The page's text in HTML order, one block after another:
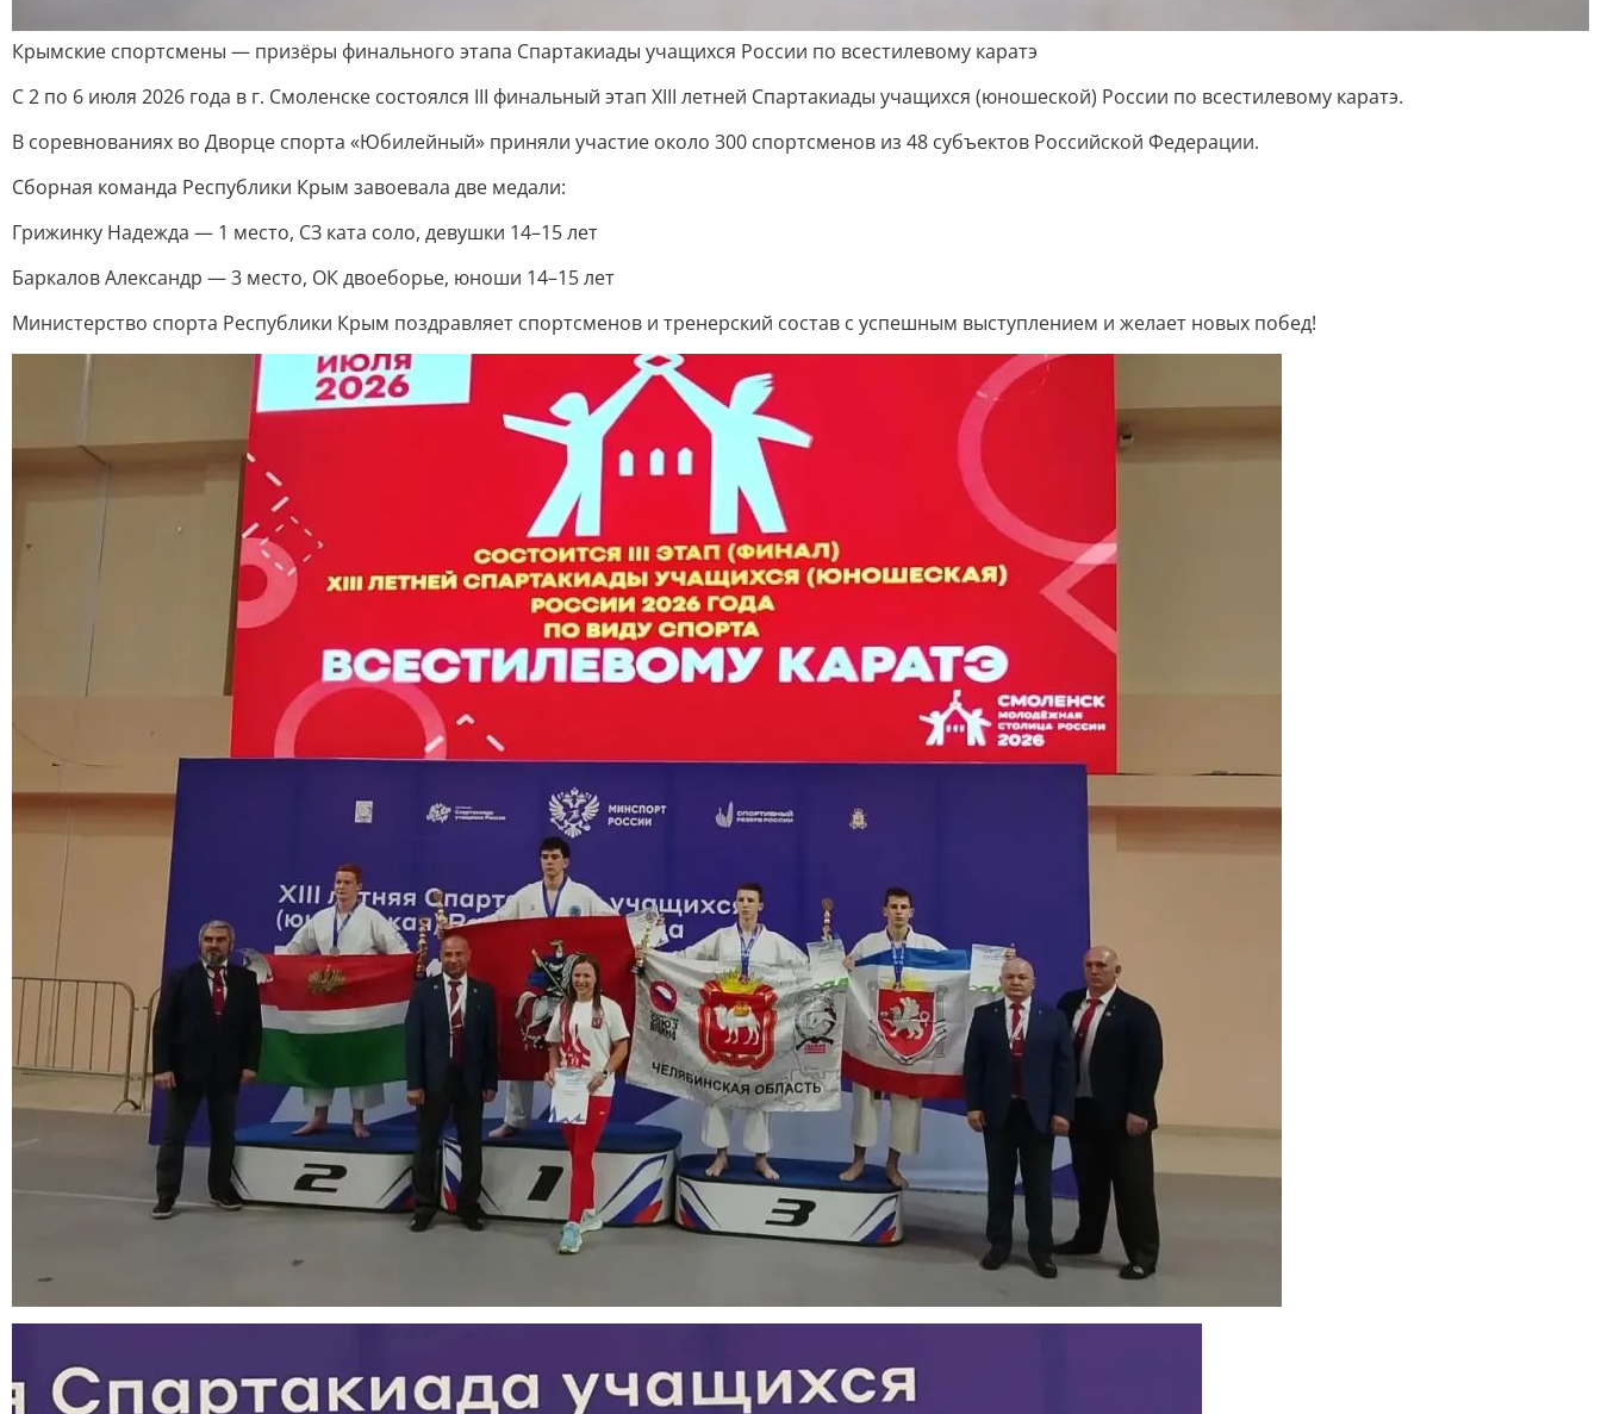
Крымские спортсмены — призёры финального этапа Спартакиады учащихся России по всестилевому каратэ
С 2 по 6 июля 2026 года в г. Смоленске состоялся III финальный этап XIII летней Спартакиады учащихся (юношеской) России по всестилевому каратэ.
В соревнованиях во Дворце спорта «Юбилейный» приняли участие около 300 спортсменов из 48 субъектов Российской Федерации.
Сборная команда Республики Крым завоевала две медали:
Грижинку Надежда — 1 место, СЗ ката соло, девушки 14–15 лет
Баркалов Александр — 3 место, ОК двоеборье, юноши 14–15 лет
Министерство спорта Республики Крым поздравляет спортсменов и тренерский состав с успешным выступлением и желает новых побед!